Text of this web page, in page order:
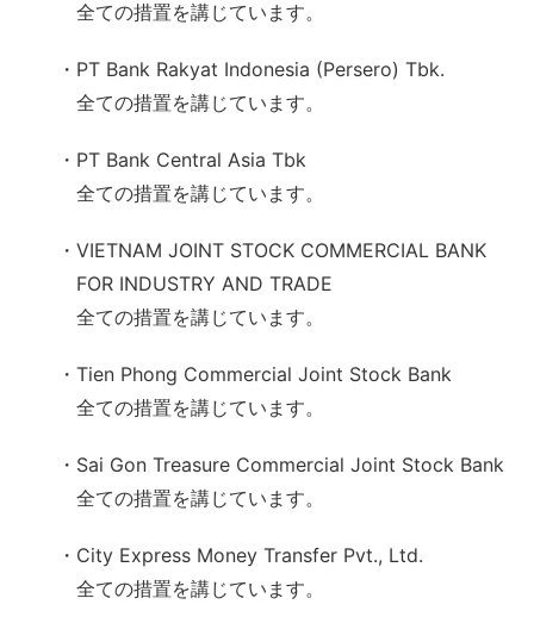
全ての措置を講じています。
・PT Bank Rakyat Indonesia (Persero) Tbk.
全ての措置を講じています。
・PT Bank Central Asia Tbk
全ての措置を講じています。
・VIETNAM JOINT STOCK COMMERCIAL BANK
FOR INDUSTRY AND TRADE
全ての措置を講じています。
・Tien Phong Commercial Joint Stock Bank
全ての措置を講じています。
・Sai Gon Treasure Commercial Joint Stock Bank
全ての措置を講じています。
・City Express Money Transfer Pvt., Ltd.
全ての措置を講じています。